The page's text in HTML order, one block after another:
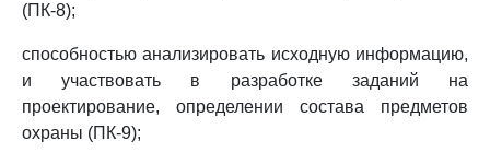
(ПК-8);
способностью анализировать исходную информацию,
и участвовать в разработке заданий на
проектирование, определении состава предметов
охраны (ПК-9);